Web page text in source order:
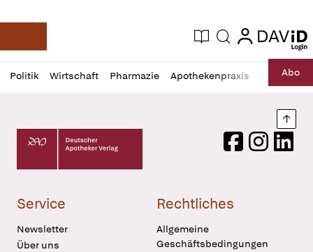
Deutsche Apotheker Zeitung
Aktuelle Ausgabe
Suche login
login
Politik Wirtschaft Pharmazie Apothekenpraxis RechtAbo
Profil
öffnen
Daz
Pur
Deutscher Apotheker Verlag Logo
FacebookInstagram
Service
Newsletter
Über uns
Rechtliches
Allgemeine
Geschäftsbedingungen